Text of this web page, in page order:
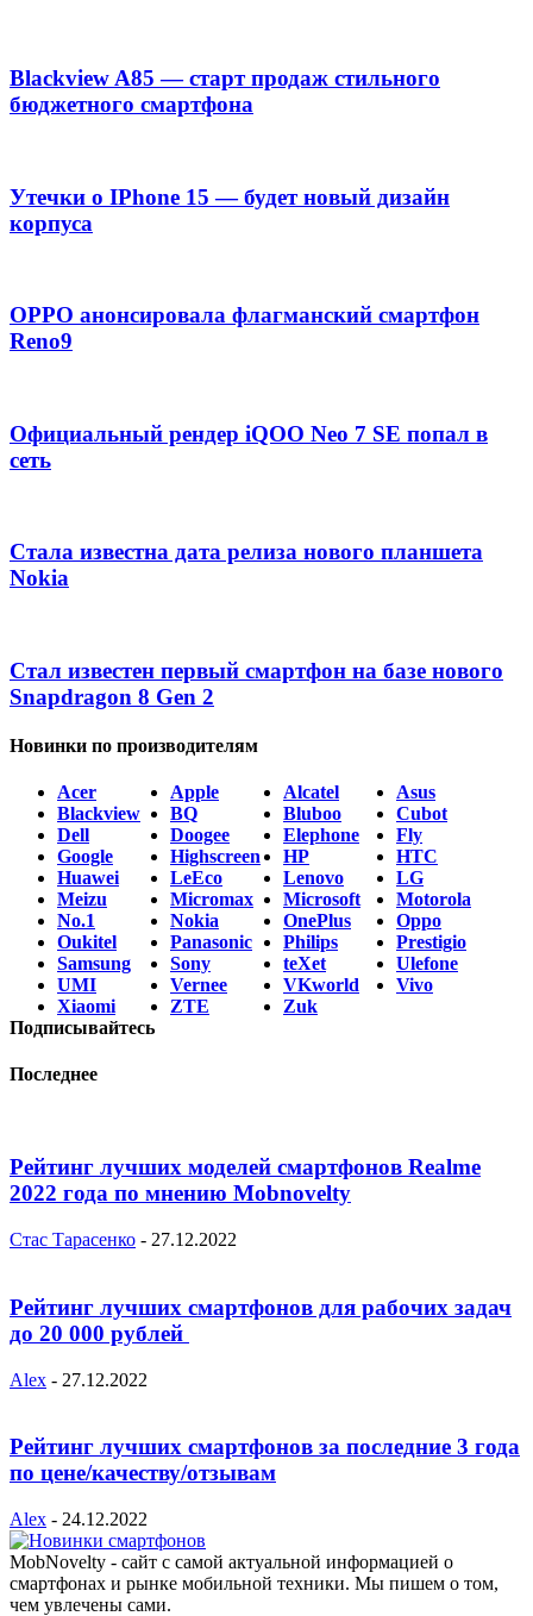
Blackview A85 — старт продаж стильного
бюджетного смартфона
Утечки о IPhone 15 — будет новый дизайн
корпуса
OPPO анонсировала флагманский смартфон
Reno9
Официальный рендер iQOO Neo 7 SE попал в
сеть
Стала известна дата релиза нового планшета
Nokia
Стал известен первый смартфон на базе нового
Snapdragon 8 Gen 2
Новинки по производителям
Acer Apple Alcatel
Asus
Blackview
BQ Bluboo
Cubot
Dell
Doogee Elephone
Fly
Google
Highscreen HP
HTC
Huawei
LeEco Lenovo
LG
Meizu
Micromax Microsoft
Motorola
No.1
Nokia OnePlus
Oppo
Oukitel
Panasonic Philips
Prestigio
Samsung
Sony teXet
Ulefone
UMI
Vernee VKworld
Vivo
Xiaomi
ZTE
Zuk
Подписывайтесь
Последнее
Рейтинг лучших моделей смартфонов Realme
2022 года по мнению Mobnovelty
Стас Тарасенко - 27.12.2022
Рейтинг лучших смартфонов для рабочих задач
до 20 000 рублей
Alex - 27.12.2022
Рейтинг лучших смартфонов за последние 3 года
по цене/качеству/отзывам
Alex - 24.12.2022
MobNovelty - сайт с самой актуальной информацией о
смартфонах и рынке мобильной техники. Мы пишем о том,
чем увлечены сами.